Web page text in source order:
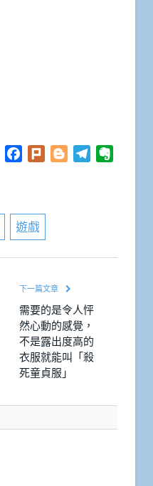
Facebook
Plurk BloggerTelegram
遊戲
下一篇文章
需要的是令人怦
然心動的感覺，
不是露出度高的
衣服就能叫「殺
死童貞服」